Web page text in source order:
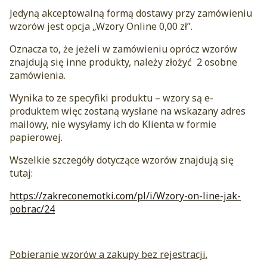
Jedyną akceptowalną formą dostawy przy zamówieniu
wzorów jest opcja „Wzory Online 0,00 zł”.
Oznacza to, że jeżeli w zamówieniu oprócz wzorów
znajdują się inne produkty, należy złożyć 2 osobne
zamówienia.
Wynika to ze specyfiki produktu – wzory są e-
produktem więc zostaną wysłane na wskazany adres
mailowy, nie wysyłamy ich do Klienta w formie
papierowej.
Wszelkie szczegóły dotyczące wzorów znajdują się
tutaj:
https://zakreconemotki.com/pl/i/Wzory-on-line-jak-
pobrac/24
Pobieranie wzorów a zakupy bez rejestracji.